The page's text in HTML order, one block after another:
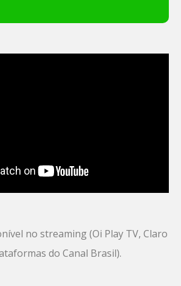
no streaming (Oi Play TV, Claro
do Canal Brasil).